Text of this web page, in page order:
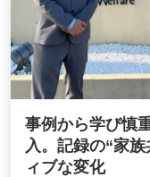
事例から学び慎
入。記録の“家
ィブな変化